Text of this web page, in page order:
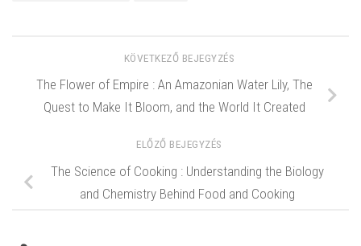
KÖVETKEZŐ BEJEGYZÉS
The Flower of Empire : An Amazonian Water Lily, The
Quest to Make It Bloom, and the World It Created
ELŐZŐ BEJEGYZÉS
The Science of Cooking : Understanding the Biology
and Chemistry Behind Food and Cooking